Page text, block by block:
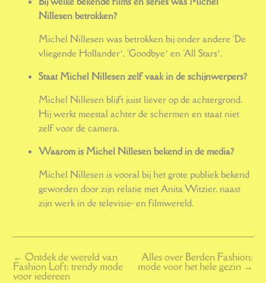
Nillesen betrokken?
Michel Nillesen was betrokken bij onder andere ‘De
vliegende Hollander’, ‘Goodbye’ en ‘All Stars’.
Staat Michel Nillesen zelf vaak in de schijnwerpers?
Michel Nillesen blijft juist liever op de achtergrond.
Hij werkt meestal achter de schermen en staat niet
zelf voor de camera.
Waarom is Michel Nillesen bekend in de media?
Michel Nillesen is vooral bij het grote publiek bekend
geworden door zijn relatie met Anita Witzier, naast
zijn werk in de televisie- en filmwereld.
← Ontdek de wereld van
Fashion Loft: trendy mode
voor iedereen
Alles over Berden Fashion:
mode voor het hele gezin →